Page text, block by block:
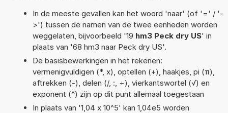
In de meeste gevallen kan het woord 'naar' (of '=' / '-
>') tussen de namen van de twee eenheden worden
weggelaten, bijvoorbeeld '19 hm3 Peck dry US' in
plaats van '68 hm3 naar Peck dry US'.
De basisbewerkingen in het rekenen:
vermenigvuldigen (*, x), optellen (+), haakjes, pi (π),
aftrekken (-), delen (/, :, ÷), vierkantswortel (√) en
exponent (^) zijn op dit punt allemaal toegestaan
In plaats van '1,04 x 10^5' kan 1,04e5 worden